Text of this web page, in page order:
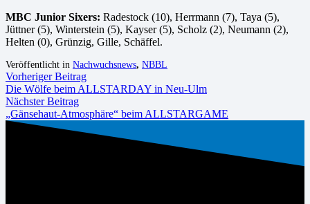
MBC Junior Sixers: Radestock (10), Herrmann (7), Taya (5),
Jüttner (5), Winterstein (5), Kayser (5), Scholz (2), Neumann (2),
Helten (0), Grünzig, Gille, Schäffel.
Veröffentlicht in Nachwuchsnews, NBBL
Vorheriger Beitrag
Die Wölfe beim ALLSTARDAY in Neu-Ulm
Nächster Beitrag
„Gänsehaut-Atmosphäre“ beim ALLSTARGAME